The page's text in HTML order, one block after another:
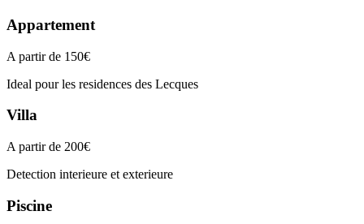
Appartement
A partir de 150€
Ideal pour les residences des Lecques
Villa
A partir de 200€
Detection interieure et exterieure
Piscine